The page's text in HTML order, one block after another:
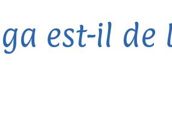
est-il de